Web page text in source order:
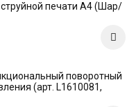
печати А4 (Шар/
поворотный
(арт. L1610081,